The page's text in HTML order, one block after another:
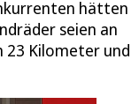
hätten
seien an
Kilometer und